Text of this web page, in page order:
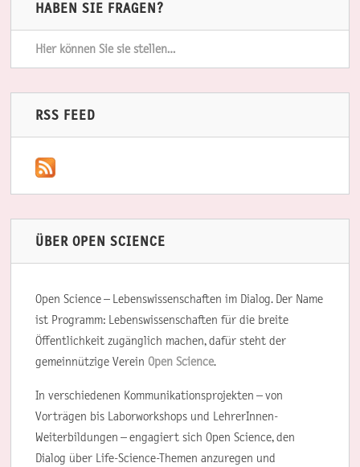
HABEN SIE FRAGEN?
Hier können Sie sie stellen…
RSS FEED
ÜBER OPEN SCIENCE
Open Science – Lebenswissenschaften im Dialog. Der Name
ist Programm: Lebenswissenschaften für die breite
Öffentlichkeit zugänglich machen, dafür steht der
gemeinnützige Verein Open Science.
In verschiedenen Kommunikationsprojekten – von
Vorträgen bis Laborworkshops und LehrerInnen-
Weiterbildungen – engagiert sich Open Science, den
Dialog über Life-Science-Themen anzuregen und